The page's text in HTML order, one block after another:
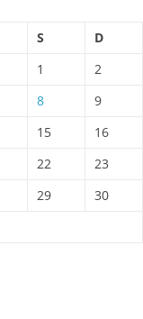
S
D
1
2
8
9
15
16
22
23
29
30